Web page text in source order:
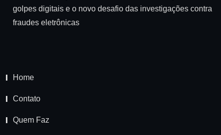
golpes digitais e o novo desafio das investigações contra
fraudes eletrônicas
Home
Contato
Quem Faz